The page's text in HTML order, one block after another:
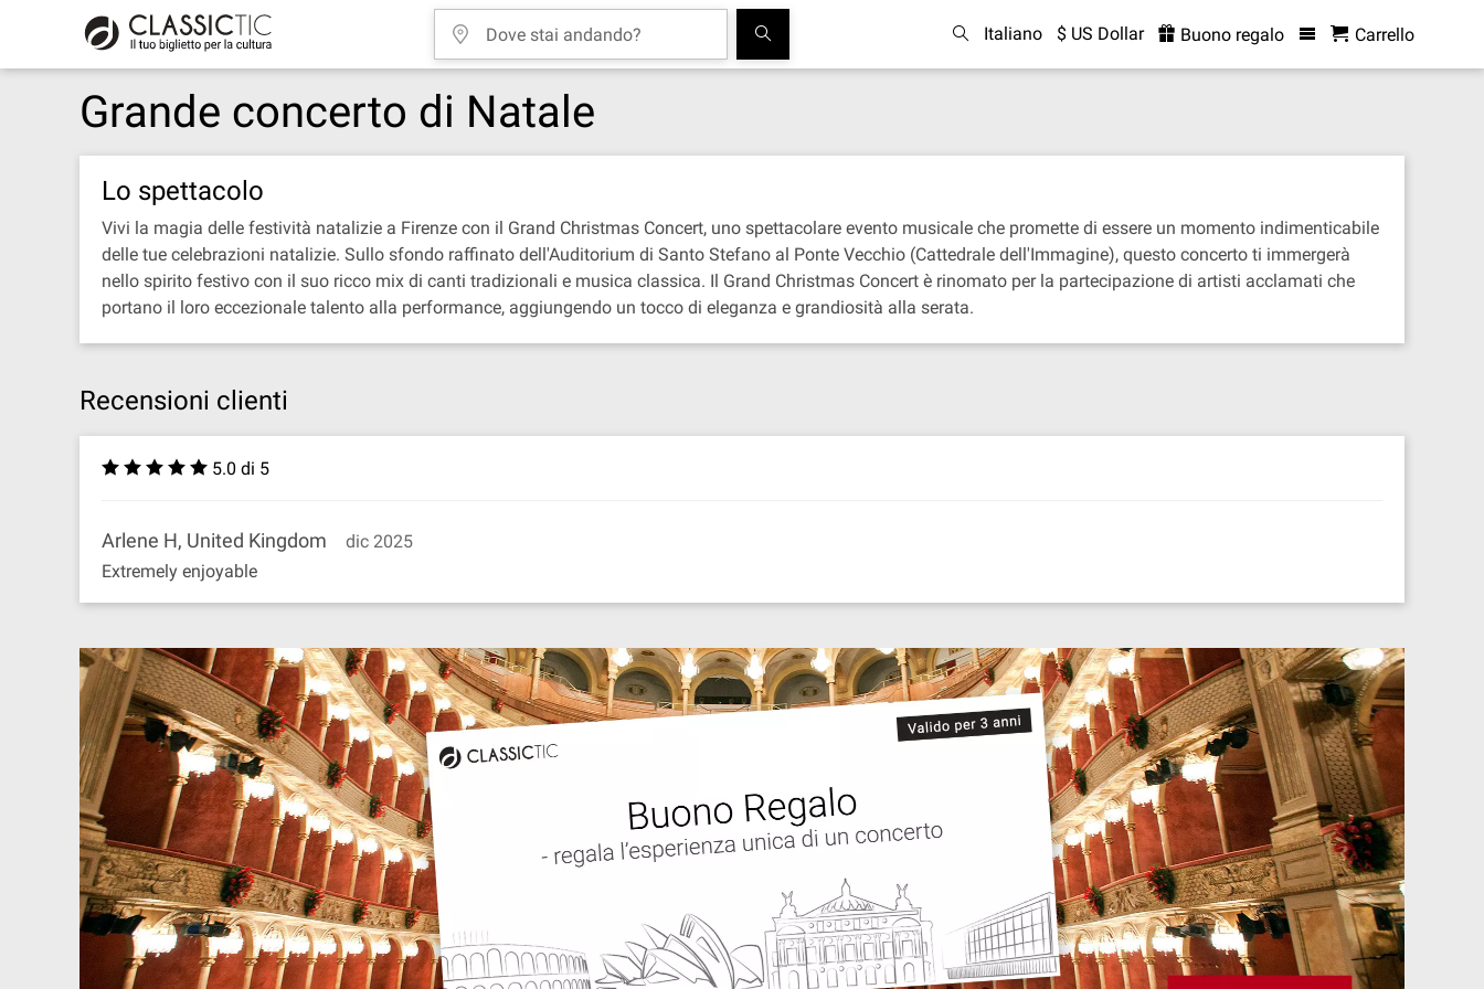
Italiano $ US Dollar Buono regalo Carrello
Grande concerto di Natale
Lo spettacolo
Vivi la magia delle festività natalizie a Firenze con il Grand Christmas Concert, uno spettacolare evento musicale che promette di essere un momento indimenticabile
delle tue celebrazioni natalizie. Sullo sfondo raffinato dell'Auditorium di Santo Stefano al Ponte Vecchio (Cattedrale dell'Immagine), questo concerto ti immergerà
nello spirito festivo con il suo ricco mix di canti tradizionali e musica classica. Il Grand Christmas Concert è rinomato per la partecipazione di artisti acclamati che
portano il loro eccezionale talento alla performance, aggiungendo un tocco di eleganza e grandiosità alla serata.
Recensioni clienti
5.0 di 5
Arlene H, United Kingdom
dic 2025
Extremely enjoyable